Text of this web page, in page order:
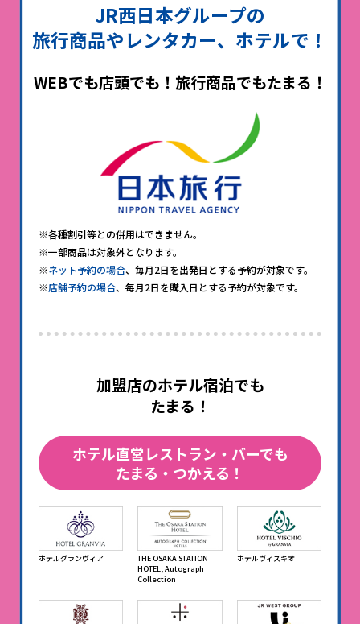
JR西日本グループの
旅行商品やレンタカー、ホテルで！
WEBでも店頭でも！旅行商品でもたまる！
※各種割引等との併用はできません。
※一部商品は対象外となります。
※ネット予約の場合、毎月2日を出発日とする予約が対象です。
※店舗予約の場合、毎月2日を購入日とする予約が対象です。
加盟店のホテル宿泊でも
たまる！
ホテル直営レストラン・バーでも
たまる・つかえる！
ホテルグランヴィア
THE OSAKA STATION
HOTEL, Autograph
Collection
ホテルヴィスキオ